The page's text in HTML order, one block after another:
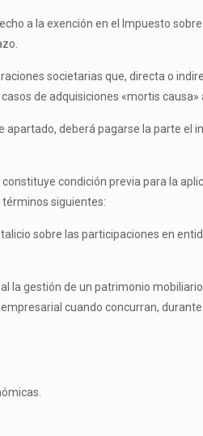
a la exención en el Impuesto
societarias que, directa o
de adquisiciones «mortis
deberá pagarse la parte
condición previa para la
siguientes:
sobre las participaciones en
la gestión de un patrimonio
cuando concurran,